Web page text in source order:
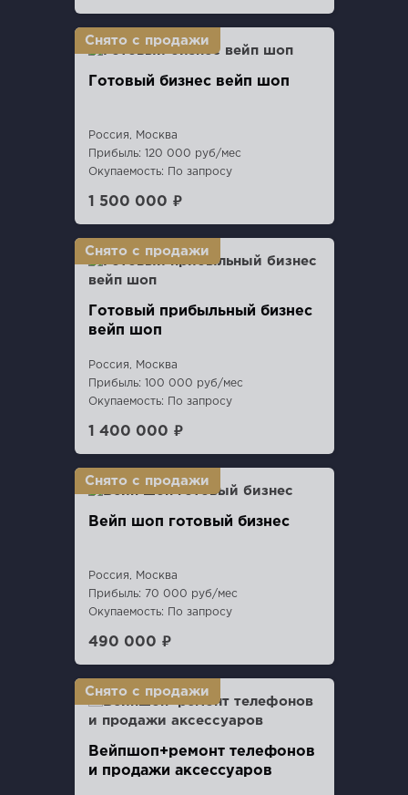
Готовый бизнес вейп шоп
Россия, Москва
Прибыль: 120 000 руб/мес
Окупаемость: По запросу
1 500 000 ₽
Готовый прибыльный бизнес
вейп шоп
Россия, Москва
Прибыль: 100 000 руб/мес
Окупаемость: По запросу
1 400 000 ₽
Вейп шоп готовый бизнес
Россия, Москва
Прибыль: 70 000 руб/мес
Окупаемость: По запросу
490 000 ₽
Вейпшоп+ремонт телефонов
и продажи аксессуаров